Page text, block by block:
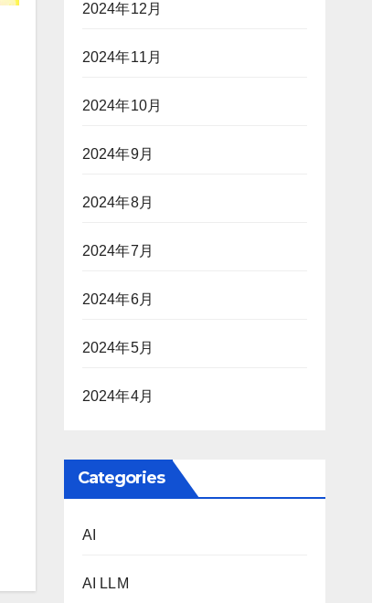
2024年12月
2024年11月
2024年10月
2024年9月
2024年8月
2024年7月
2024年6月
2024年5月
2024年4月
Categories
AI
AI LLM